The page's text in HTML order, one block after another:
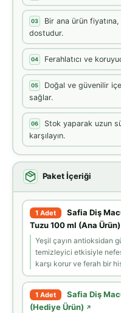
03
Bir ana ürün
dostudur.
04 Ferahlatıcı ve
05
Doğal ve güvenilir
sağlar.
06
Stok yaparak uzun
karşılayın.
Paket İçeriği
1 Adet
Safia Diş
Tuzu 100 ml (Ana Ürün)
Yeşil çayın antioksidan
temizleyici etkisiyle
karşı korur ve ferah bir
1 Adet
Safia Diş
(Hediye Ürün) ↗